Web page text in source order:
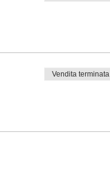
Vendita terminata